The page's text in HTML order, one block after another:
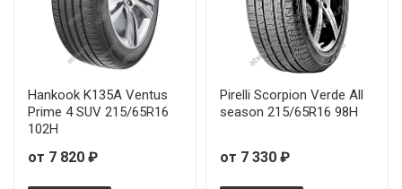
Hankook K135A Ventus
Prime 4 SUV 215/65R16
102H
от 7 820 ₽
Pirelli Scorpion Verde All
season 215/65R16 98H
от 7 330 ₽